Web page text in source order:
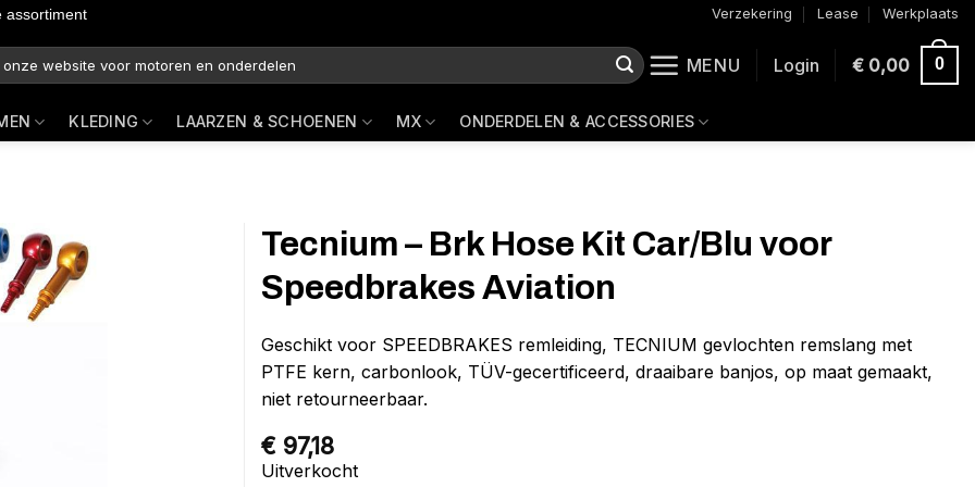
assortiment Verzekering Lease Werkplaats
MENU Login €0,00 0
KLEDING LAARZEN & SCHOENEN MX ONDERDELEN & ACCESSORIES
Tecnium – Brk Hose Kit Car/Blu voor
Speedbrakes Aviation
Geschikt voor SPEEDBRAKES remleiding, TECNIUM gevlochten remslang met
PTFE kern, carbonlook, TÜV-gecertificeerd, draaibare banjos, op maat gemaakt,
niet retourneerbaar.
€ 97,18
Uitverkocht